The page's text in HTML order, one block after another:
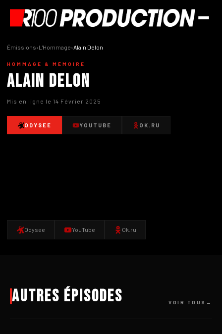
Émissions›L'Hommage›Alain Delon
HOMMAGE & MÉMOIRE
Alain Delon
Mis en ligne le 14 Février 2025
ODYSEE YOUTUBE OK.RU
Odysee YouTube Ok.ru
Autres épisodes VOIR TOUS